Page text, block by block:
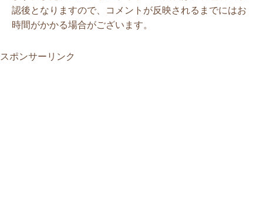
認後となりますので、コメントが反映されるまでにはお
時間がかかる場合がございます。
スポンサーリンク